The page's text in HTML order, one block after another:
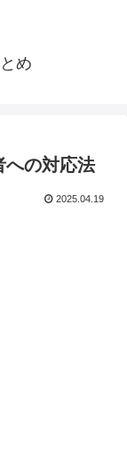
め
への対応法
2025.04.19